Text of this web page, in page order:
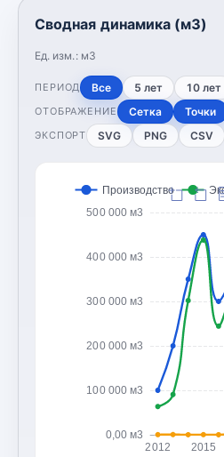
Сводная динамика (м3)
Ед. изм.: м3
ПЕРИОД Все 5 лет 10 лет
ОТОБРАЖЕНИЕ Сетка Точки
ЭКСПОРТ SVG PNG CSV
0,00 м3
100 000 м3
200 000 м3
300 000 м3
400 000 м3
500 000 м3
2012 2015
Производство